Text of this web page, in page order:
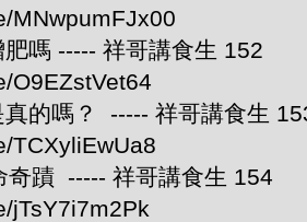
MNwpumFJx00
嗎 ----- 祥哥講食生 152
O9EZstVet64
真的嗎？ ----- 祥哥講食生
TCXyliEwUa8
奇蹟 ----- 祥哥講食生 154
jTsY7i7m2Pk